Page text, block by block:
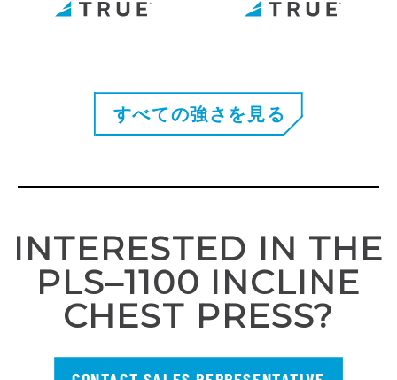
すべての強さを見る
INTERESTED IN THE
PLS–1100 INCLINE
CHEST PRESS?